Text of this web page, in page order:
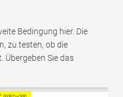
Bedingung hier. Die
zu testen, ob die
Übergeben Sie das